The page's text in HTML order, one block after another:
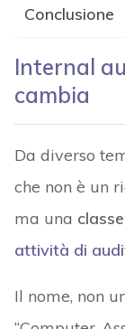
Conclusione
Internal
cambia
Da diverso
che non è un
ma una
attività di
Il nome, non